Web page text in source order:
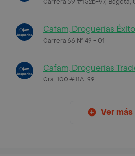
Carrera 59 #152b-97, Bogotá,
Cafam, Droguerías
Carrera 66 Nº 49 - 01
Cafam, Droguerías
Cra. 100 #11A-99
Ver más